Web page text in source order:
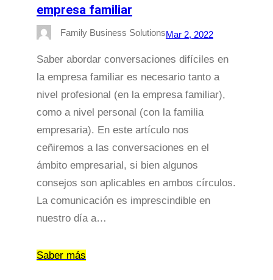
empresa familiar
Family Business SolutionsMar 2, 2022
Saber abordar conversaciones difíciles en
la empresa familiar es necesario tanto a
nivel profesional (en la empresa familiar),
como a nivel personal (con la familia
empresaria). En este artículo nos
ceñiremos a las conversaciones en el
ámbito empresarial, si bien algunos
consejos son aplicables en ambos círculos.
La comunicación es imprescindible en
nuestro día a…
Saber más